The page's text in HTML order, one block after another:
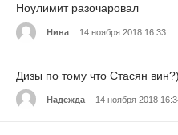
Ноулимит разочаровал
Нина 14 ноября 2018 16:33
Дизы по тому что Стасян
Надежда 14 ноября 2018